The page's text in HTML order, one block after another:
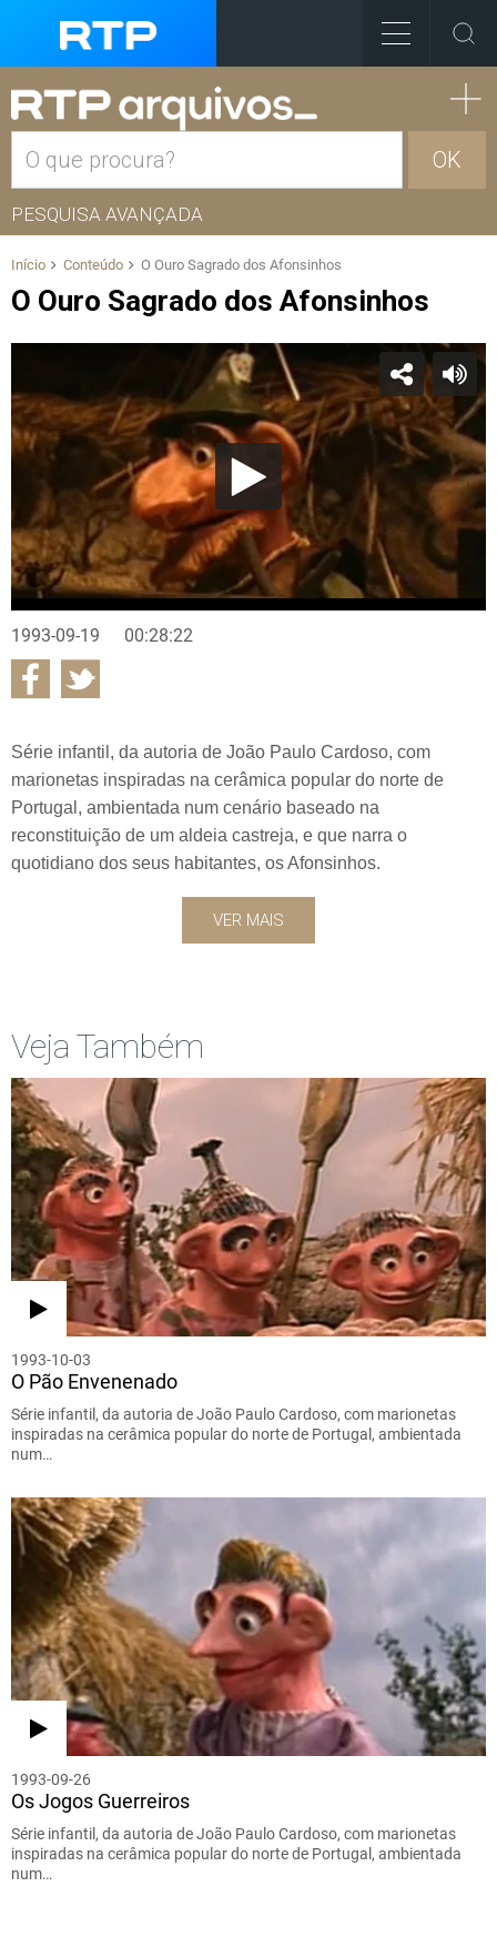
OK
PESQUISA AVANÇADA
Início Conteúdo O Ouro Sagrado dos Afonsinhos
O Ouro Sagrado dos Afonsinhos
1993-09-19 00:28:22
Série infantil, da autoria de João Paulo Cardoso, com
marionetas inspiradas na cerâmica popular do norte de
Portugal, ambientada num cenário baseado na
reconstituição de um aldeia castreja, e que narra o
quotidiano dos seus habitantes, os Afonsinhos.
VER MAIS
Veja Também
1993-10-03
O Pão Envenenado
Série infantil, da autoria de João Paulo Cardoso, com marionetas
inspiradas na cerâmica popular do norte de Portugal, ambientada
num…
1993-09-26
Os Jogos Guerreiros
Série infantil, da autoria de João Paulo Cardoso, com marionetas
inspiradas na cerâmica popular do norte de Portugal, ambientada
num…